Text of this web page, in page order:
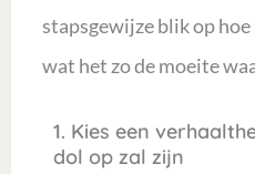
stapsgewijze blik op
wat het zo de moeite
1. Kies een
dol op zal zijn